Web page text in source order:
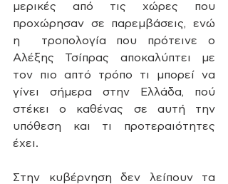
μερικές από τις χώρες που
προχώρησαν σε παρεμβάσεις, ενώ
η  τροπολογία που πρότεινε ο
Αλέξης Τσίπρας αποκαλύπτει με
τον πιο απτό τρόπο τι μπορεί να
γίνει σήμερα στην Ελλάδα, πού
στέκει ο καθένας σε αυτή την
υπόθεση και τι προτεραιότητες
έχει.
Στην κυβέρνηση δεν λείπουν τα